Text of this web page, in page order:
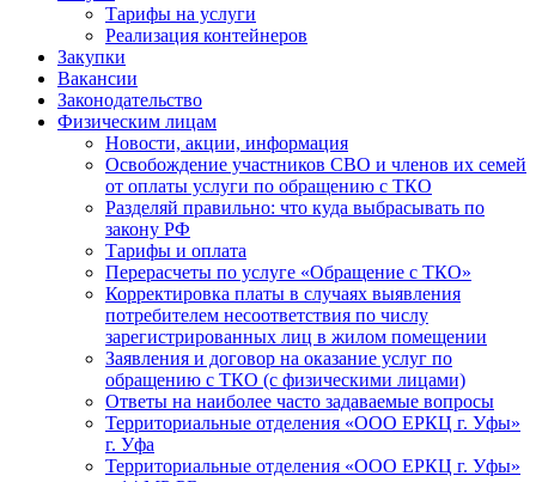
Тарифы на услуги
Реализация контейнеров
Закупки
Вакансии
Законодательство
Физическим лицам
Новости, акции, информация
Освобождение участников СВО и членов их семей
от оплаты услуги по обращению с ТКО
Разделяй правильно: что куда выбрасывать по
закону РФ
Тарифы и оплата
Перерасчеты по услуге «Обращение с ТКО»
Корректировка платы в случаях выявления
потребителем несоответствия по числу
зарегистрированных лиц в жилом помещении
Заявления и договор на оказание услуг по
обращению с ТКО (с физическими лицами)
Ответы на наиболее часто задаваемые вопросы
Территориальные отделения «ООО ЕРКЦ г. Уфы»
г. Уфа
Территориальные отделения «ООО ЕРКЦ г. Уфы»